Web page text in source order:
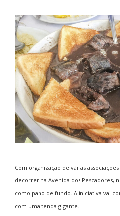
Com organização de várias
decorrer na Avenida dos Pescadores,
como pano de fundo. A iniciativa vai
com uma tenda gigante.